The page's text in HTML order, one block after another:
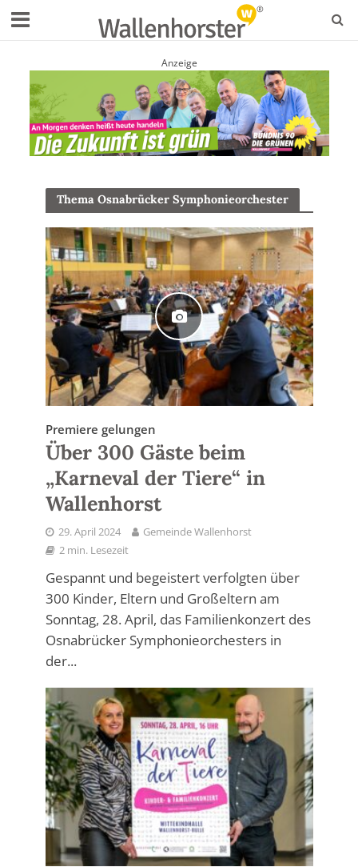
Anzeige
Thema Osnabrücker Symphonieorchester
Premiere gelungen
Über 300 Gäste beim
„Karneval der Tiere“ in
Wallenhorst
29. April 2024
Gemeinde Wallenhorst
2 min. Lesezeit
Gespannt und begeistert verfolgten über
300 Kinder, Eltern und Großeltern am
Sonntag, 28. April, das Familienkonzert des
Osnabrücker Symphonieorchesters in
der...